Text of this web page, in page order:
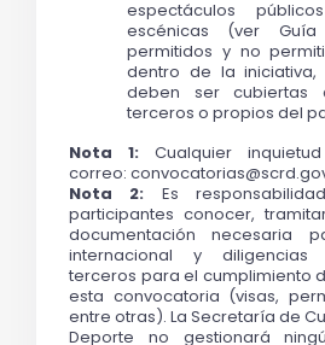
espectáculos
escénicas (ver
permitidos y no
dentro de la iniciativa,
deben ser cubiertas
terceros o propios del
Nota 1: Cualquier
correo:
Nota 2: Es
participantes conocer,
documentación necesaria
internacional y diligencias
terceros para el cumplimiento
esta convocatoria (visas,
entre otras). La Secretaría de
Deporte no gestionará